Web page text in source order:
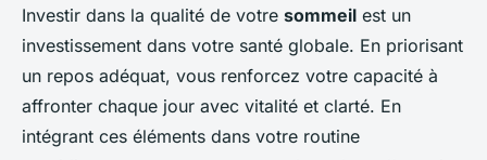
Investir dans la qualité de votre sommeil est un
investissement dans votre santé globale. En priorisant
un repos adéquat, vous renforcez votre capacité à
affronter chaque jour avec vitalité et clarté. En
intégrant ces éléments dans votre routine